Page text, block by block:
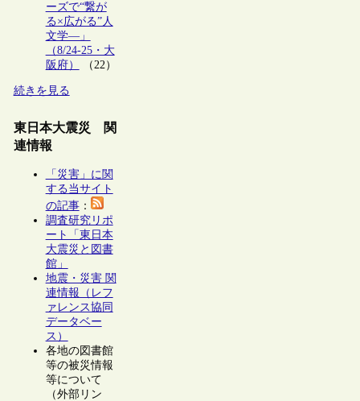
ーズで“繋が
る×広がる”人
文学―」
（8/24-25・大
阪府）
（22）
続きを見る
東日本大震災 関
連情報
「災害」に関
する当サイト
の記事：
調査研究リポ
ート「東日本
大震災と図書
館」
地震・災害 関
連情報（レフ
ァレンス協同
データベー
ス）
各地の図書館
等の被災情報
等について
（外部リン